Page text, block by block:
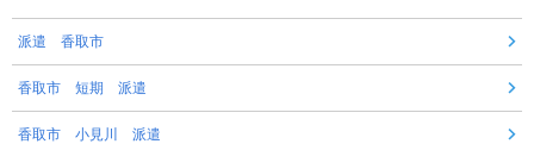
派遣 香取市
香取市 短期 派遣
香取市 小見川 派遣